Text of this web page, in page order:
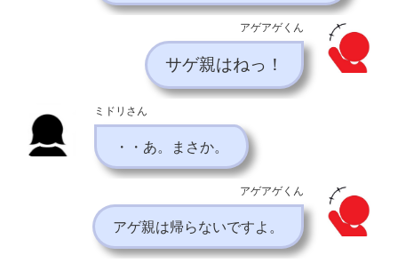
アゲアゲくん
サゲ親はねっ！
ミドリさん
・・あ。まさか。
アゲアゲくん
アゲ親は帰らないですよ。